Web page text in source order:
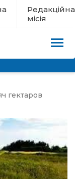
Редакційна
місія
гектаров